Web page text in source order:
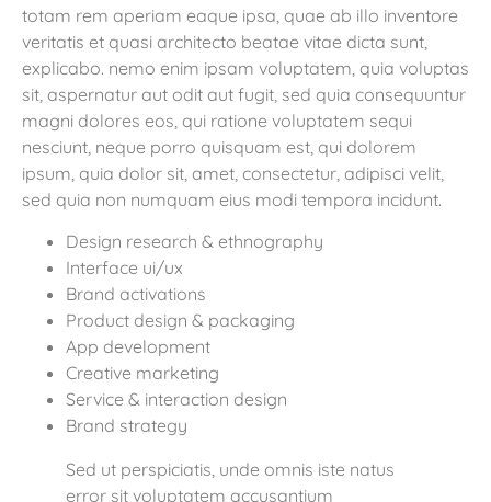
totam rem aperiam eaque ipsa, quae ab illo inventore
veritatis et quasi architecto beatae vitae dicta sunt,
explicabo. nemo enim ipsam voluptatem, quia voluptas
sit, aspernatur aut odit aut fugit, sed quia consequuntur
magni dolores eos, qui ratione voluptatem sequi
nesciunt, neque porro quisquam est, qui dolorem
ipsum, quia dolor sit, amet, consectetur, adipisci velit,
sed quia non numquam eius modi tempora incidunt.
Design research & ethnography
Interface ui/ux
Brand activations
Product design & packaging
App development
Creative marketing
Service & interaction design
Brand strategy
Sed ut perspiciatis, unde omnis iste natus
error sit voluptatem accusantium